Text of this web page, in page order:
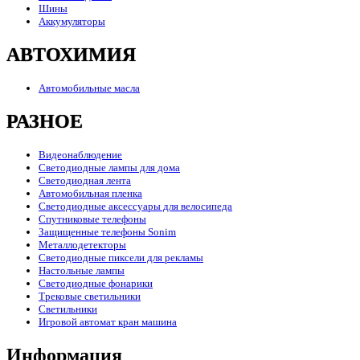
Шины
Аккумуляторы
АВТОХИМИЯ
Автомобильные масла
РАЗНОЕ
Видеонаблюдение
Светодиодные лампы для дома
Светодиодная лента
Автомобильная пленка
Светодиодные аксессуары для велосипеда
Спутниковые телефоны
Защищенные телефоны Sonim
Металлодетекторы
Светодиодные пиксели для рекламы
Настольные лампы
Светодиодные фонарики
Трековые светильники
Светильники
Игровой автомат кран машина
Информация